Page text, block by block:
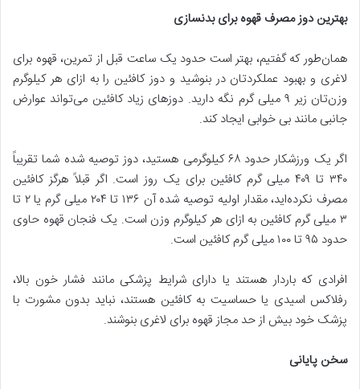
بهترین دوز مصرف قهوه برای بدنسازی
همان‌طور که گفتیم، بهتر است حدود یک ساعت قبل از تمرین، قهوه برای
لاغری و بهبود عملکردتان در بنوشید و دوز کافئین را به ازای هر کیلوگرم
وزن‌تان زیر ۹ میلی گرم نگه دارید. دوزهای زیاد کافئین می‌تواند عوارض
جانبی مانند بی خوابی ایجاد کند.
اگر یک ورزشکار حدود ۶۸ کیلوگرمی هستید، دوز توصیه شده شما تقریباً
۳۴۰ تا ۴۰۹ میلی گرم کافئین برای یک روز ​​است. اگر قبلاً هرگز کافئین
مصرف نکرده‌اید، مقدار اولیه توصیه شده آن ۱۳۶ تا ۲۰۴ میلی گرم یا ۲ تا
۳ میلی گرم کافئین به ازای هر کیلوگرم وزن است. یک فنجان قهوه حاوی
حدود ۹۵ تا ۱۰۰ میلی گرم کافئین است.
افرادی که باردار هستند یا دارای شرایط پزشکی مانند فشار خون بالا،
رفلاکس اسیدی یا حساسیت به کافئین هستند، نباید بدون مشورت با
پزشک خود بیش از حد مجاز قهوه برای لاغری بنوشند.
سخن پایانی